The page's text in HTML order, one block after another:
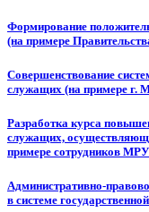
Формирование
(на примере
Совершенствование
служащих (на примере г.
Разработка курса
служащих,
примере сотрудников
Административно-
в системе